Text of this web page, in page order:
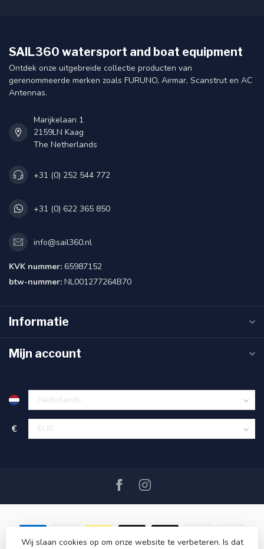
SAIL360 watersport and boat equipment
Ontdek onze uitgebreide collectie producten van
gerenommeerde merken zoals FURUNO, Airmar, Scanstrut en AC
Antennas.
Marijkelaan 1
2159LN Kaag
The Netherlands
+31 (0) 252 544 772
+31 (0) 622 365 850
info@sail360.nl
KVK nummer: 65987152
btw-nummer: NL001277264B70
Informatie
Mijn account
€
Wij slaan cookies op om onze website te verbeteren. Is dat